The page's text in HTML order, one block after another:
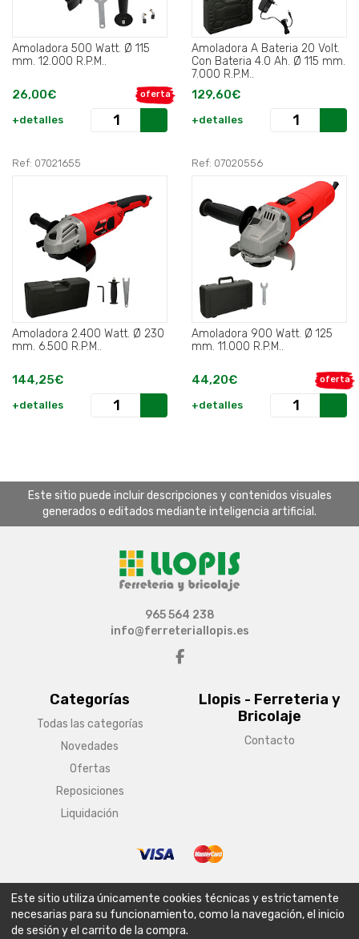
Amoladora 500 Watt. Ø 115
mm. 12.000 R.P.M..
oferta
26,00€
+detalles
Amoladora A Bateria 20 Volt.
Con Bateria 4.0 Ah. Ø 115 mm.
7.000 R.P.M..
129,60€
+detalles
Ref: 07021655
Amoladora 2.400 Watt. Ø 230
mm. 6.500 R.P.M..
144,25€
+detalles
Ref: 07020556
Amoladora 900 Watt. Ø 125
mm. 11.000 R.P.M..
oferta
44,20€
+detalles
Este sitio puede incluir descripciones y contenidos visuales
generados o editados mediante inteligencia artificial.
Categorías
Todas las categorías
Novedades
Ofertas
Reposiciones
Liquidación
Llopis - Ferreteria y
Bricolaje
Contacto
965 564 238
info@ferreteriallopis.es
Aviso legal Condiciones generales de venta
Política de envío
Este sitio utiliza únicamente cookies técnicas y estrictamente
necesarias para su funcionamiento, como la navegación, el inicio
de sesión y el carrito de la compra.